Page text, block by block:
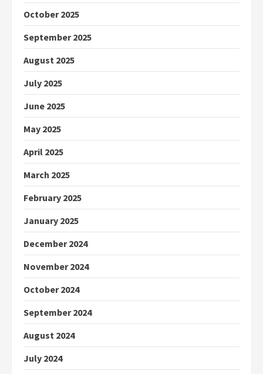
October 2025
September 2025
August 2025
July 2025
June 2025
May 2025
April 2025
March 2025
February 2025
January 2025
December 2024
November 2024
October 2024
September 2024
August 2024
July 2024